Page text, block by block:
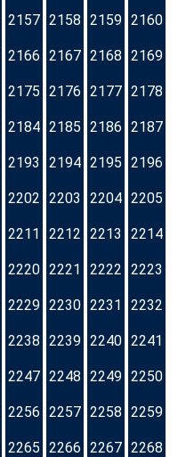
2157 2158 2159 2160
2166 2167 2168 2169
2175 2176 2177 2178
2184 2185 2186 2187
2193 2194 2195 2196
2202 2203 2204 2205
2211 2212 2213 2214
2220 2221 2222 2223
2229 2230 2231 2232
2238 2239 2240 2241
2247 2248 2249 2250
2256 2257 2258 2259
2265 2266 2267 2268